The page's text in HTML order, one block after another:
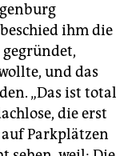
ihm die
und das
„Das ist total
die erst
Parkplätzen